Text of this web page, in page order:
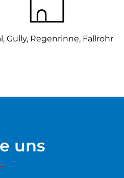
Gully, Regenrinne, Fallrohr
uns